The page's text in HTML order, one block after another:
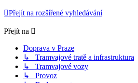
Přejít na rozšířené vyhledávání
Přejít na
Doprava v Praze
↳ Tramvajové tratě a infrastruktura
↳ Tramvajové vozy
↳ Provoz